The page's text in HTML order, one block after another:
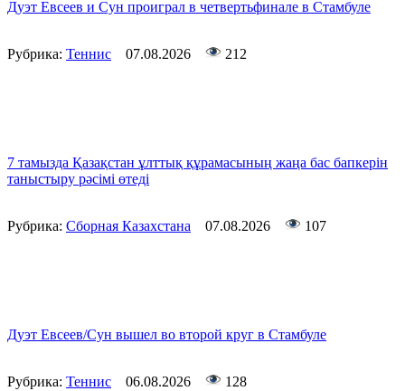
Дуэт Евсеев и Сун проиграл в четвертьфинале в Стамбуле
Рубрика: Теннис 07.08.2026 212
7 тамызда Қазақстан ұлттық құрамасының жаңа бас бапкерін
таныстыру рәсімі өтеді
Рубрика: Сборная Казахстана 07.08.2026 107
Дуэт Евсеев/Сун вышел во второй круг в Стамбуле
Рубрика: Теннис 06.08.2026 128